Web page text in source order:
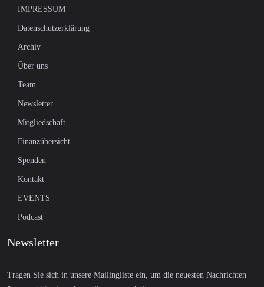
IMPRESSUM
Datenschutzerklärung
Archiv
Über uns
Team
Newsletter
Mitgliedschaft
Finanzübersicht
Spenden
Kontakt
EVENTS
Podcast
Newsletter
Tragen Sie sich in unsere Mailingliste ein, um die neuesten Nachrichten